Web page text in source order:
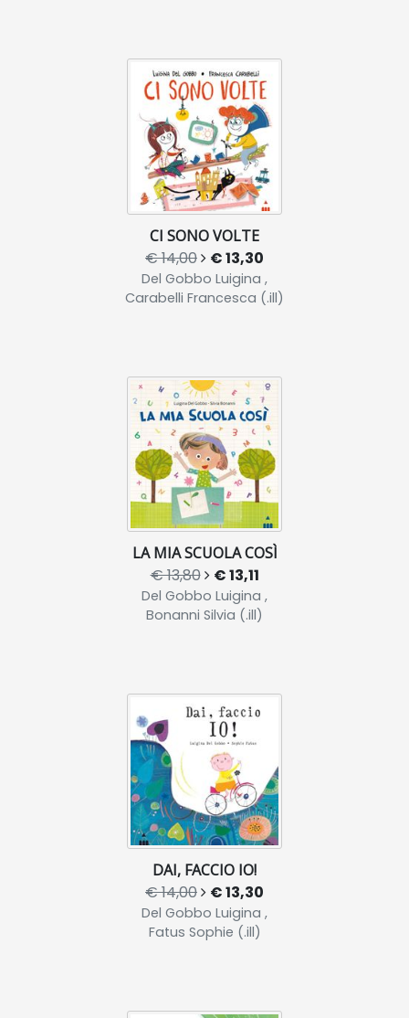
CI SONO VOLTE
€ 14,00 € 13,30
Del Gobbo Luigina ,
Carabelli Francesca (.ill)
LA MIA SCUOLA COSÌ
€ 13,80 € 13,11
Del Gobbo Luigina ,
Bonanni Silvia (.ill)
DAI, FACCIO IO!
€ 14,00 € 13,30
Del Gobbo Luigina ,
Fatus Sophie (.ill)